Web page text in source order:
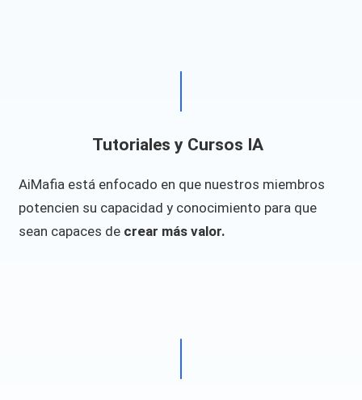
Tutoriales y Cursos IA ​
AiMafia está enfocado en que nuestros miembros
potencien su capacidad y conocimiento para que
sean capaces de crear más valor.